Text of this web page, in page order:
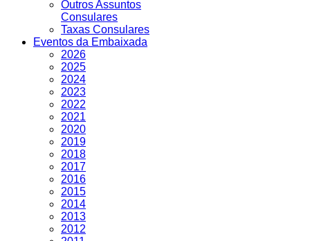
Outros Assuntos
Consulares
Taxas Consulares
Eventos da Embaixada
2026
2025
2024
2023
2022
2021
2020
2019
2018
2017
2016
2015
2014
2013
2012